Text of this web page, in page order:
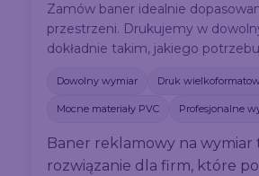
Zamów baner idealnie
przestrzeni. Drukujemy w
dokładnie takim, jakiego
Dowolny wymiar Druk
Mocne materiały PVC Profesjonalne
Baner reklamowy na wymiar
rozwiązanie dla firm, które